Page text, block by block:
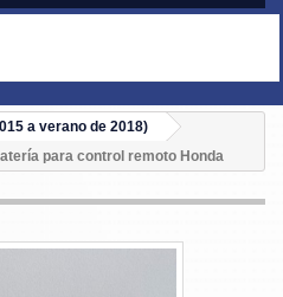
a verano de 2018)
para control remoto Honda